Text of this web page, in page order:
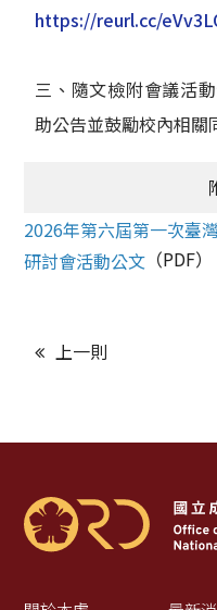
https://reurl.cc/
三、隨文檢附會議活
助公告並鼓勵校內相關
2026年第六屆第一次臺
研討會活動公文 （PDF）
上一則